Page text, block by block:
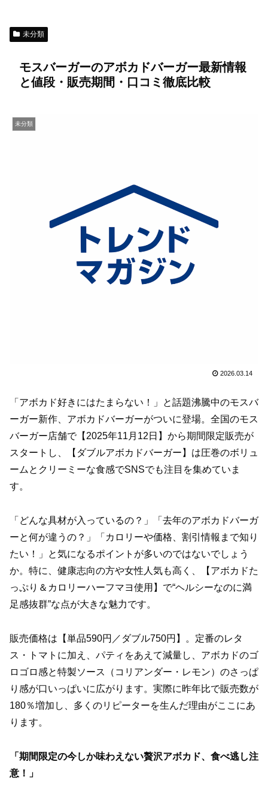
未分類
モスバーガーのアボカドバーガー最新情報
と値段・販売期間・口コミ徹底比較
未分類
2026.03.14
「アボカド好きにはたまらない！」と話題沸騰中のモスバ
ーガー新作、アボカドバーガーがついに登場。全国のモス
バーガー店舗で【2025年11月12日】から期間限定販売が
スタートし、【ダブルアボカドバーガー】は圧巻のボリュ
ームとクリーミーな食感でSNSでも注目を集めていま
す。
「どんな具材が入っているの？」「去年のアボカドバーガ
ーと何が違うの？」「カロリーや価格、割引情報まで知り
たい！」と気になるポイントが多いのではないでしょう
か。特に、健康志向の方や女性人気も高く、【アボカドた
っぷり＆カロリーハーフマヨ使用】で“ヘルシーなのに満
足感抜群”な点が大きな魅力です。
販売価格は【単品590円／ダブル750円】。定番のレタ
ス・トマトに加え、パティをあえて減量し、アボカドのゴ
ロゴロ感と特製ソース（コリアンダー・レモン）のさっぱ
り感が口いっぱいに広がります。実際に昨年比で販売数が
180％増加し、多くのリピーターを生んだ理由がここにあ
ります。
「期間限定の今しか味わえない贅沢アボカド、食べ逃し注
意！」